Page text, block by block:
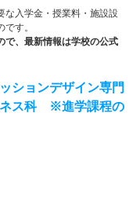
入学金・授業料・施設設
す。
、最新情報は学校の公式
ションデザイン専門
ネス科 ※進学課程の